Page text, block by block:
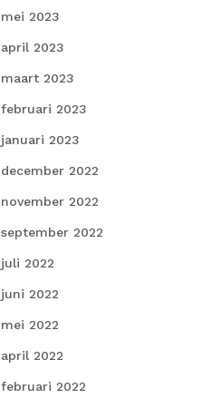
mei 2023
april 2023
maart 2023
februari 2023
januari 2023
december 2022
november 2022
september 2022
juli 2022
juni 2022
mei 2022
april 2022
februari 2022